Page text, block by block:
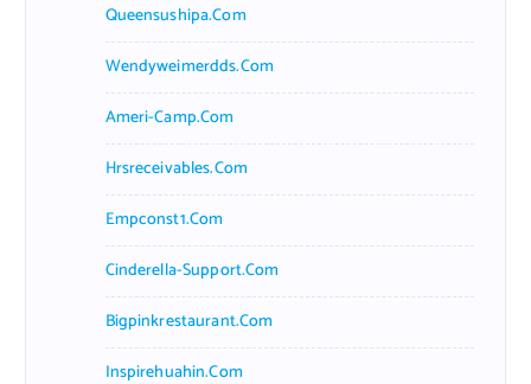
Queensushipa.com
Wendyweimerdds.com
Ameri-Camp.com
Hrsreceivables.com
Empconst1.com
Cinderella-Support.com
Bigpinkrestaurant.com
Inspirehuahin.com